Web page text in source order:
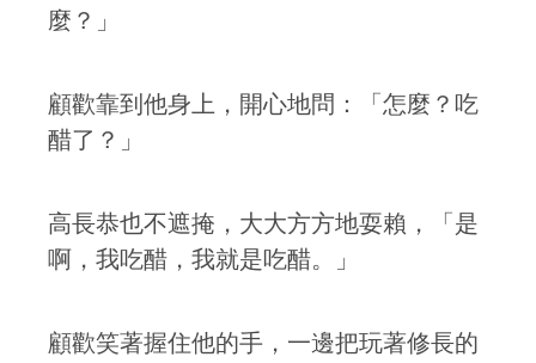
麼？」
顧歡靠到他身上，開心地問：「怎麼？吃
醋了？」
高長恭也不遮掩，大大方方地耍賴，「是
啊，我吃醋，我就是吃醋。」
顧歡笑著握住他的手，一邊把玩著修長的